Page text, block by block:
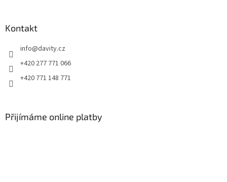
Kontakt
info@davity.cz
+420 277 771 066
+420 771 148 771
Přijímáme online platby